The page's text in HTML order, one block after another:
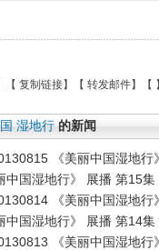
【 复制链接】【 转发邮件】【 】
湿地行 的新闻
《美丽中国湿地
中国湿地行》 展播 第15
《美丽中国湿地
中国湿地行》 展播 第14
《美丽中国湿地